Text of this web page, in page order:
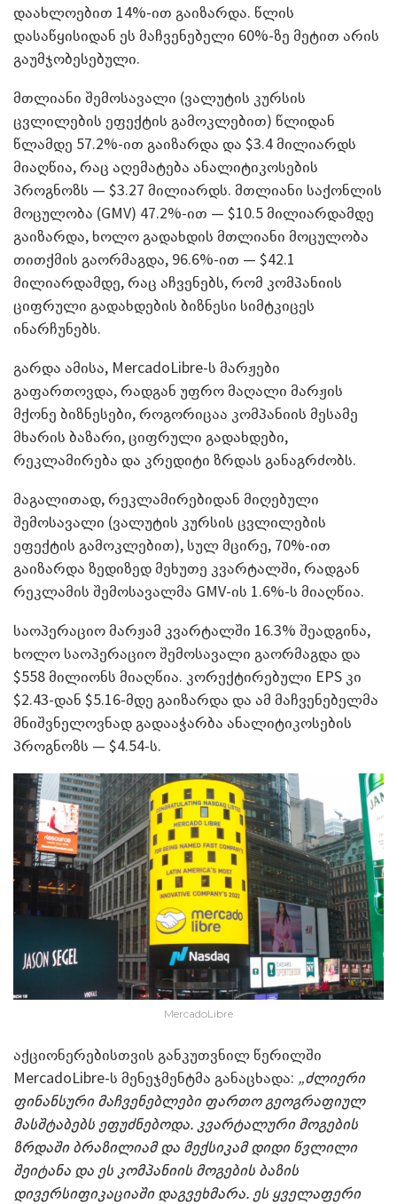
დაახლოებით 14%-ით გაიზარდა. წლის
დასაწყისიდან ეს მაჩვენებელი 60%-ზე მეტით არის
გაუმჯობესებული.
მთლიანი შემოსავალი (ვალუტის კურსის
ცვლილების ეფექტის გამოკლებით) წლიდან
წლამდე 57.2%-ით გაიზარდა და $3.4 მილიარდს
მიაღწია, რაც აღემატება ანალიტიკოსების
პროგნოზს — $3.27 მილიარდს. მთლიანი საქონლის
მოცულობა (GMV) 47.2%-ით — $10.5 მილიარდამდე
გაიზარდა, ხოლო გადახდის მთლიანი მოცულობა
თითქმის გაორმაგდა, 96.6%-ით — $42.1
მილიარდამდე, რაც აჩვენებს, რომ კომპანიის
ციფრული გადახდების ბიზნესი სიმტკიცეს
ინარჩუნებს.
გარდა ამისა, MercadoLibre-ს მარჟები
გაფართოვდა, რადგან უფრო მაღალი მარჟის
მქონე ბიზნესები, როგორიცაა კომპანიის მესამე
მხარის ბაზარი, ციფრული გადახდები,
რეკლამირება და კრედიტი ზრდას განაგრძობს.
მაგალითად, რეკლამირებიდან მიღებული
შემოსავალი (ვალუტის კურსის ცვლილების
ეფექტის გამოკლებით), სულ მცირე, 70%-ით
გაიზარდა ზედიზედ მეხუთე კვარტალში, რადგან
რეკლამის შემოსავალმა GMV-ის 1.6%-ს მიაღწია.
საოპერაციო მარჟამ კვარტალში 16.3% შეადგინა,
ხოლო საოპერაციო შემოსავალი გაორმაგდა და
$558 მილიონს მიაღწია. კორექტირებული EPS კი
$2.43-დან $5.16-მდე გაიზარდა და ამ მაჩვენებელმა
მნიშვნელოვნად გადააჭარბა ანალიტიკოსების
პროგნოზს — $4.54-ს.
MercadoLibre
აქციონერებისთვის განკუთვნილ წერილში
MercadoLibre-ს მენეჯმენტმა განაცხადა: „ძლიერი
ფინანსური მაჩვენებლები ფართო გეოგრაფიულ
მასშტაბებს ეფუძნებოდა. კვარტალური მოგების
ზრდაში ბრაზილიამ და მექსიკამ დიდი წვლილი
შეიტანა და ეს კომპანიის მოგების ბაზის
დივერსიფიკაციაში დაგვეხმარა. ეს ყველაფერი